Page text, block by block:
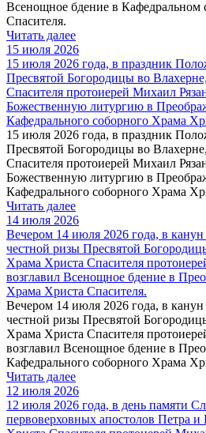
Всенощное бдение в Кафедральном
Спасителя.
Читать далее
15 июля 2026
15 июля 2026 года, в праздник
Пресвятой Богородицы во
Спасителя протоиерей Михаил
Божественную литургию в
Кафедрального соборного Храма
15 июля 2026 года, в праздник
Пресвятой Богородицы во
Спасителя протоиерей Михаил
Божественную литургию в
Кафедрального соборного Храма
Читать далее
14 июля 2026
Вечером 14 июля 2026 года, в
честной ризы Пресвятой
Храма Христа Спасителя
возглавил Всенощное бдение в
Храма Христа Спасителя.
Вечером 14 июля 2026 года, в
честной ризы Пресвятой
Храма Христа Спасителя
возглавил Всенощное бдение в
Кафедрального соборного Храма
Читать далее
12 июля 2026
12 июля 2026 года, в день памяти
первоверховных апостолов Петра